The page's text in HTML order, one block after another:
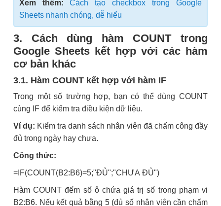
Xem thêm: Cách tạo checkbox trong Google
Sheets nhanh chóng, dễ hiểu
3. Cách dùng hàm COUNT trong
Google Sheets kết hợp với các hàm
cơ bản khác
3.1. Hàm COUNT kết hợp với hàm IF
Trong một số trường hợp, bạn có thể dùng COUNT
cùng IF để kiểm tra điều kiện dữ liệu.
Ví dụ: Kiểm tra danh sách nhân viên đã chấm công đầy
đủ trong ngày hay chưa.
Công thức:
=IF(COUNT(B2:B6)=5;"ĐỦ";"CHƯA ĐỦ")
Hàm COUNT đếm số ô chứa giá trị số trong phạm vi
B2:B6. Nếu kết quả bằng 5 (đủ số nhân viên cần chấm